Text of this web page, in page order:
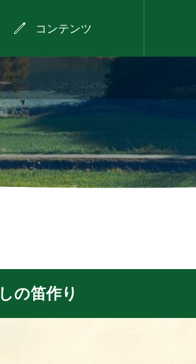
 コンテンツ
2026年8月9日
デイキャンプ
しの笛作り